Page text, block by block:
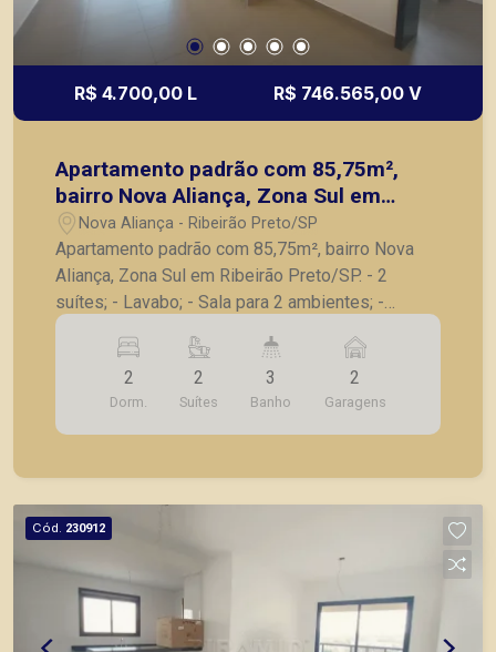
R$ 4.700,00 L R$ 746.565,00 V
Apartamento padrão com 85,75m²,
bairro Nova Aliança, Zona Sul em
Ribeirão Preto/SP.
Nova Aliança - Ribeirão Preto/SP
Apartamento padrão com 85,75m², bairro Nova
Aliança, Zona Sul em Ribeirão Preto/SP. - 2
suítes; - Lavabo; - Sala para 2 ambientes; -
Varanda gourmet com churrasqueira; - Cozinha; -
Lavanderia; - 2 vagas de garagem. A Piramid tem
como objetivo atender seus clientes com
agilidade e segurança, em locação, vendas de
imóveis prontos, usados ou mesmo nos
2
Dorm.
2
Suítes
3
Banho
2
Garagens
Cód. 230912